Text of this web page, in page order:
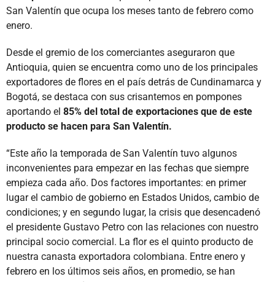
San Valentín que ocupa los meses tanto de febrero como
enero.
Desde el gremio de los comerciantes aseguraron que
Antioquia, quien se encuentra como uno de los principales
exportadores de flores en el país detrás de Cundinamarca y
Bogotá, se destaca con sus crisantemos en pompones
aportando el 85% del total de exportaciones que de este
producto se hacen para San Valentín.
“Este año la temporada de San Valentín tuvo algunos
inconvenientes para empezar en las fechas que siempre
empieza cada año. Dos factores importantes: en primer
lugar el cambio de gobierno en Estados Unidos, cambio de
condiciones; y en segundo lugar, la crisis que desencadenó
el presidente Gustavo Petro con las relaciones con nuestro
principal socio comercial. La flor es el quinto producto de
nuestra canasta exportadora colombiana. Entre enero y
febrero en los últimos seis años, en promedio, se han